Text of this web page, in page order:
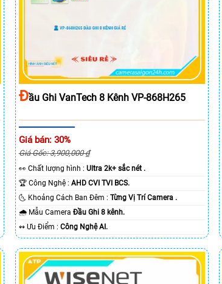
ĐẦu Ghi VanTech 8 Kênh VP-868H265
Giá bán: 30%
Giá Gốc: 3,900,000 ₫
️👀 Chất lượng hình : Ultra 2k+ sắc nét .
🏆 Công Nghệ : AHD CVI TVI BCS.
🌜 Khoảng Cách Ban Đêm : Từng Vị Trí Camera .
🌧️ Mẫu Camera Đầu Ghi 8 kênh.
️↭ Ưu Điểm : Công Nghệ AI.